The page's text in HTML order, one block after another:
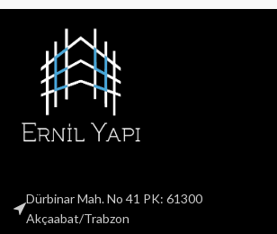
Dürbinar Mah. No 41 PK: 61300
Akçaabat/Trabzon